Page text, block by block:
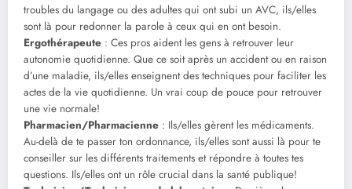
troubles du langage ou des adultes qui ont subi un AVC, ils/elles
sont là pour redonner la parole à ceux qui en ont besoin.
Ergothérapeute : Ces pros aident les gens à retrouver leur
autonomie quotidienne. Que ce soit après un accident ou en raison
d’une maladie, ils/elles enseignent des techniques pour faciliter les
actes de la vie quotidienne. Un vrai coup de pouce pour retrouver
une vie normale!
Pharmacien/Pharmacienne : Ils/elles gèrent les médicaments.
Au-delà de te passer ton ordonnance, ils/elles sont aussi là pour te
conseiller sur les différents traitements et répondre à toutes tes
questions. Ils/elles ont un rôle crucial dans la santé publique!